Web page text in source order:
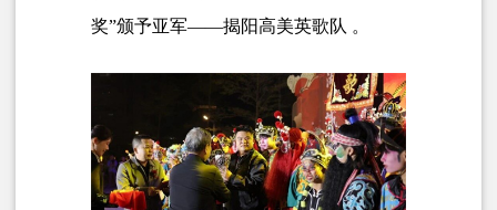
奖”颁予亚军——揭阳高美英歌队 。